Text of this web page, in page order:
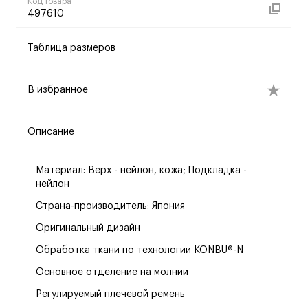
497610
Таблица размеров
В избранное
Описание
Материал: Верх - нейлон, кожа; Подкладка -
нейлон
Страна-производитель: Япония
Оригинальный дизайн
Обработка ткани по технологии KONBU®-N
Основное отделение на молнии
Регулируемый плечевой ремень